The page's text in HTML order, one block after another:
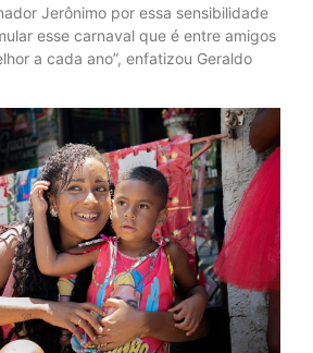
Jerônimo por essa sensibilidade
esse carnaval que é entre amigos
a cada ano”, enfatizou Geraldo